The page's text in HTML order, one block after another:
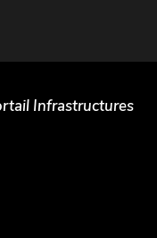
Infrastructures